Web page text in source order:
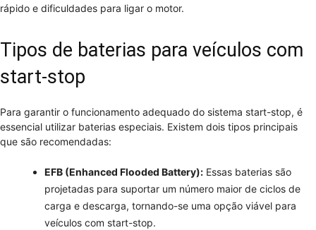
rápido e dificuldades para ligar o motor.
Tipos de baterias para veículos com
start-stop
Para garantir o funcionamento adequado do sistema start-stop, é
essencial utilizar baterias especiais. Existem dois tipos principais
que são recomendadas:
EFB (Enhanced Flooded Battery): Essas baterias são
projetadas para suportar um número maior de ciclos de
carga e descarga, tornando-se uma opção viável para
veículos com start-stop.